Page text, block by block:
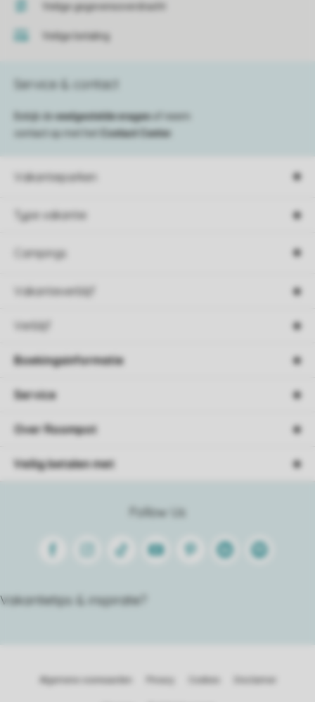
Veilige gegevensoverdracht
Veilige betaling
Vakantieparken
Type vakantie
Campings
Vakantieverblijf
Verblijf
Service & contact
Bekijk de veelgestelde vragen
of neem
contact op met het
Contact Center
Follow Us
FacebookInstagram
Tiktok Youtube PinterestLinkedinSpotify
Vakantietips & inspiratie?
Boekingsinformatie
Service
Over Roompot
Veilig betalen met